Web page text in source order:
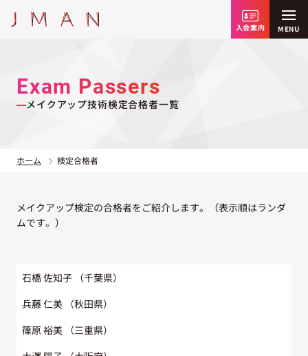
入会案内 MENU
お知らせ
イベント・講座
入会案内
Exam Passers
メイクアップ技術検定合格者一覧
ホーム 検定合格者
メイクアップ検定の合格者をご紹介します。（表示順はランダ
ムです。）
石橋 佐知子 （千葉県）
兵藤 仁美 （秋田県）
篠原 裕美 （三重県）